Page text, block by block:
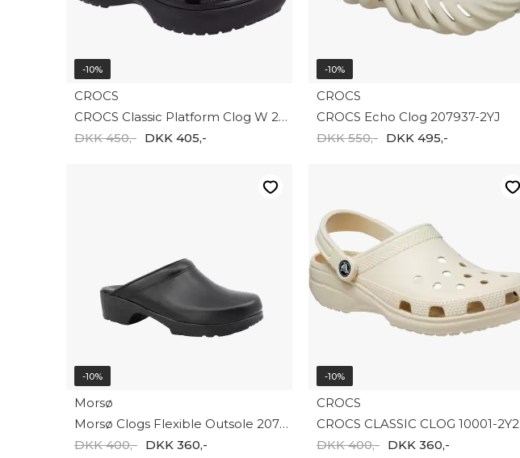
-10%
CROCS
CROCS Classic Platform Clog W 206750-001
DKK 450,- DKK 405,-
-10%
CROCS
CROCS Echo Clog 207937-2YJ
DKK 550,- DKK 495,-
-10%
Morsø
Morsø Clogs Flexible Outsole 2075-04
DKK 400,- DKK 360,-
-10%
CROCS
CROCS CLASSIC CLOG 10001-2Y2
DKK 400,- DKK 360,-